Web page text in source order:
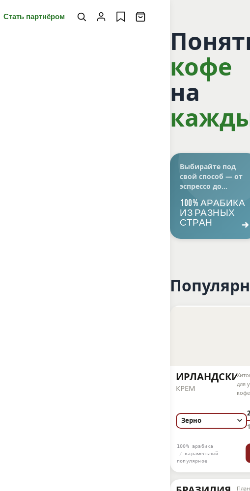
Стать партнёром
кофе
на
Выбирайте под
свой способ — от
эспрессо до
разговоров с
воронкой
100% АРАБИКА
ИЗ РАЗНЫХ
СТРАН
ИРЛАНДСКИЙ
КРЕМ
для
100% арабика
карамельный
популярное